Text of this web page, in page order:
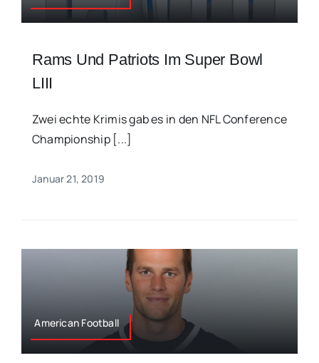
Rams Und Patriots Im Super Bowl
LIII
Zwei echte Krimis gab es in den NFL Conference
Championship [...]
Januar 21, 2019
American Football